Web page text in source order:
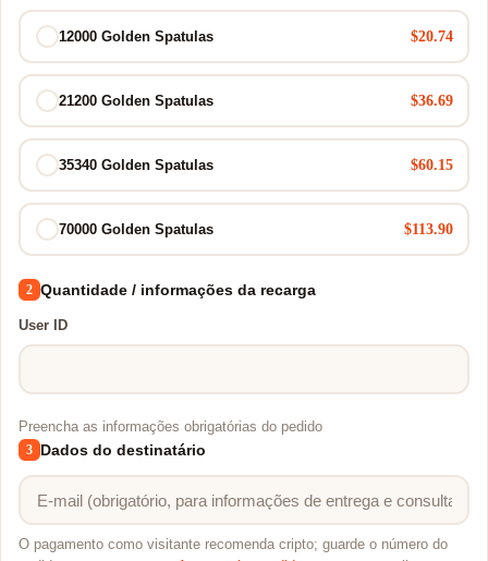
12000 Golden Spatulas $20.74
21200 Golden Spatulas $36.69
35340 Golden Spatulas $60.15
70000 Golden Spatulas $113.90
2 Quantidade / informações da recarga
User ID
Preencha as informações obrigatórias do pedido
3 Dados do destinatário
O pagamento como visitante recomenda cripto; guarde o número do